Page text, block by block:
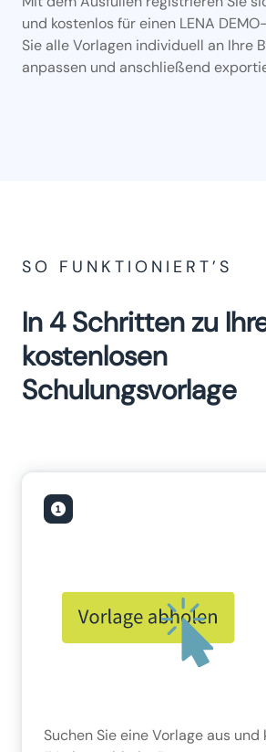
und kostenlos für einen LENA
Sie alle Vorlagen individuell an Ihre
anpassen und anschließend
SO FUNKTIONIERT’S
In 4 Schritten zu
kostenlosen
Schulungsvorlage
Suchen Sie eine Vorlage aus und